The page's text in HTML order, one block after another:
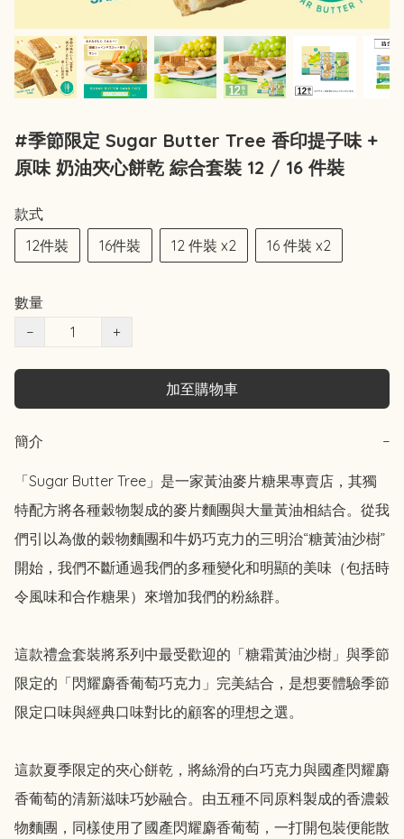
#季節限定 Sugar Butter Tree 香印提子味 +
原味 奶油夾心餅乾 綜合套裝 12 / 16 件裝
款式
12件裝
16件裝 12 件裝 x2 16 件裝 x2
數量
−
+
加至購物車
簡介 −
「Sugar Butter Tree」是一家黃油麥片糖果專賣店，其獨
特配方將各種穀物製成的麥片麵團與大量黃油相結合。從我
們引以為傲的穀物麵團和牛奶巧克力的三明治“糖黃油沙樹”
開始，我們不斷通過我們的多種變化和明顯的美味（包括時
令風味和合作糖果）來增加我們的粉絲群。
這款禮盒套裝將系列中最受歡迎的「糖霜黃油沙樹」與季節
限定的「閃耀麝香葡萄巧克力」完美結合，是想要體驗季節
限定口味與經典口味對比的顧客的理想之選。
這款夏季限定的夾心餅乾，將絲滑的白巧克力與國產閃耀麝
香葡萄的清新滋味巧妙融合。由五種不同原料製成的香濃穀
物麵團，同樣使用了國產閃耀麝香葡萄，一打開包裝便能散